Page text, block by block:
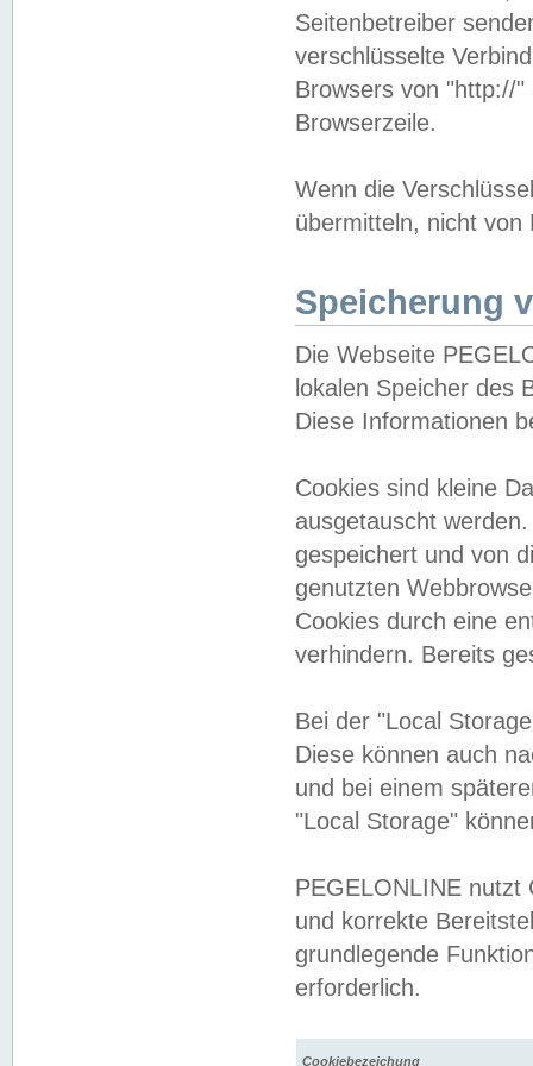
Seitenbetreiber
verschlüsselte
Browsers von "http://
Browserzeile.
Wenn die
übermitteln, nicht von
Speicherung
Die Webseite
lokalen Speicher des
Diese Informationen
Cookies sind kleine
ausgetauscht
gespeichert und von
genutzten
Cookies durch eine
verhindern. Bereits
Bei der "Local
Diese können auch
und bei einem
"Local Storage"
PEGELONLINE nutzt
und korrekte
grundlegende
erforderlich.
Cookiebezeichung